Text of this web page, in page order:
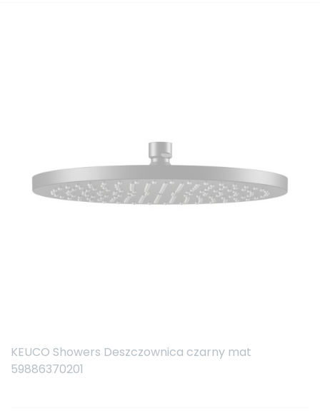
KEUCO Showers Deszczownica czarny mat
59886370201